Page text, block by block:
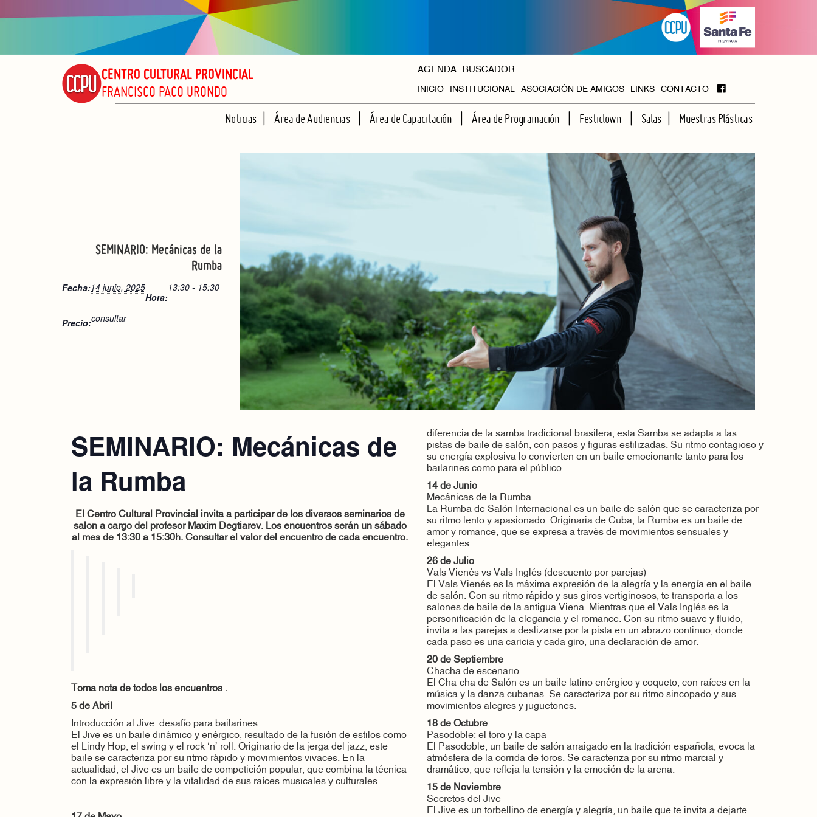
CENTRO CULTURAL PROVINCIAL
FRANCISCO PACO URONDO
AGENDA BUSCADOR
INICIO INSTITUCIONAL
HISTORIA
ORGANISMOS
ASOCIACIÓN DE AMIGOS LINKS CONTACTO
Noticias Área de Audiencias Área de Capacitación Área de Programación Festiclown Salas
HALL
Muestras Plásticas
SEMINARIO: Mecánicas de la
Rumba
Fecha:14 junio, 2025
Hora:
13:30 - 15:30
Precio:consultar
SEMINARIO: Mecánicas de
la Rumba
El Centro Cultural Provincial invita a participar de los diversos seminarios de
salon a cargo del profesor Maxim Degtiarev. Los encuentros serán un sábado
al mes de 13:30 a 15:30h. Consultar el valor del encuentro de cada encuentro.
Toma nota de todos los encuentros .
5 de Abril
Introducción al Jive: desafío para bailarines
El Jive es un baile dinámico y enérgico, resultado de la fusión de estilos como
el Lindy Hop, el swing y el rock ‘n’ roll. Originario de la jerga del jazz, este
baile se caracteriza por su ritmo rápido y movimientos vivaces. En la
actualidad, el Jive es un baile de competición popular, que combina la técnica
con la expresión libre y la vitalidad de sus raíces musicales y culturales.
diferencia de la samba tradicional brasilera, esta Samba se adapta a las
pistas de baile de salón, con pasos y figuras estilizadas. Su ritmo contagioso y
su energía explosiva lo convierten en un baile emocionante tanto para los
bailarines como para el público.
14 de Junio
Mecánicas de la Rumba
La Rumba de Salón Internacional es un baile de salón que se caracteriza por
su ritmo lento y apasionado. Originaria de Cuba, la Rumba es un baile de
amor y romance, que se expresa a través de movimientos sensuales y
elegantes.
26 de Julio
Vals Vienés vs Vals Inglés (descuento por parejas)
El Vals Vienés es la máxima expresión de la alegría y la energía en el baile
de salón. Con su ritmo rápido y sus giros vertiginosos, te transporta a los
salones de baile de la antigua Viena. Mientras que el Vals Inglés es la
personificación de la elegancia y el romance. Con su ritmo suave y fluido,
invita a las parejas a deslizarse por la pista en un abrazo continuo, donde
cada paso es una caricia y cada giro, una declaración de amor.
20 de Septiembre
Chacha de escenario
El Cha-cha de Salón es un baile latino enérgico y coqueto, con raíces en la
música y la danza cubanas. Se caracteriza por su ritmo sincopado y sus
movimientos alegres y juguetones.
18 de Octubre
Pasodoble: el toro y la capa
El Pasodoble, un baile de salón arraigado en la tradición española, evoca la
atmósfera de la corrida de toros. Se caracteriza por su ritmo marcial y
dramático, que refleja la tensión y la emoción de la arena.
15 de Noviembre
Secretos del Jive
El Jive es un torbellino de energía y alegría, un baile que te invita a dejarte